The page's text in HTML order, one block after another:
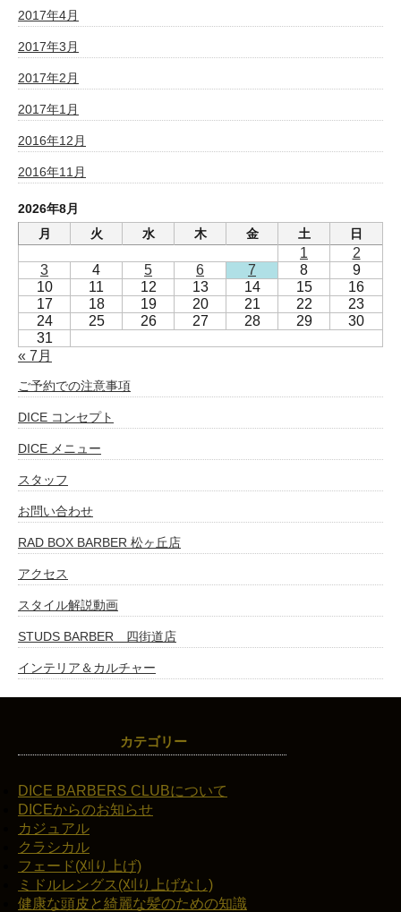
2017年4月
2017年3月
2017年2月
2017年1月
2016年12月
2016年11月
2026年8月
月
火 水 木 金 土 日
1
2
3
4 5 6 7 8
9
10
11 12 13 14 15
16
17
18 19 20 21 22
23
24
25 26 27 28 29
30
31
« 7月
ご予約での注意事項
DICE コンセプト
DICE メニュー
スタッフ
お問い合わせ
RAD BOX BARBER 松ヶ丘店
アクセス
スタイル解説動画
STUDS BARBER 四街道店
インテリア＆カルチャー
カテゴリー
DICE BARBERS CLUBについて
DICEからのお知らせ
カジュアル
クラシカル
フェード(刈り上げ)
ミドルレングス(刈り上げなし)
健康な頭皮と綺麗な髪のための知識